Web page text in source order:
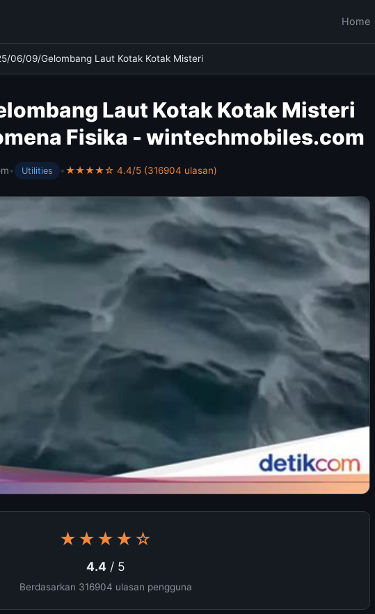
Home
06/09/Gelombang Laut Kotak Kotak Misteri
Laut Kotak Kotak Misteri
Fisika - wintechmobiles.com
• Utilities •★★★★☆ 4.4/5 (316904 ulasan)
★★★★☆
4.4 / 5
Berdasarkan 316904 ulasan pengguna